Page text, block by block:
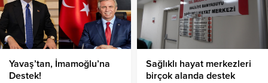
Yavaş’tan, İmamoğlu’na
Destek!
Sağlıklı hayat merkezleri
birçok alanda destek